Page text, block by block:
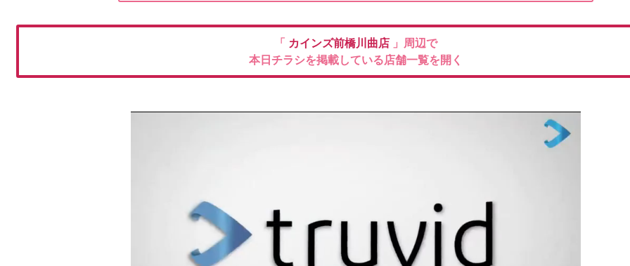
「 カインズ前橋川曲店 」周辺で
本日チラシを掲載している店舗一覧を開く